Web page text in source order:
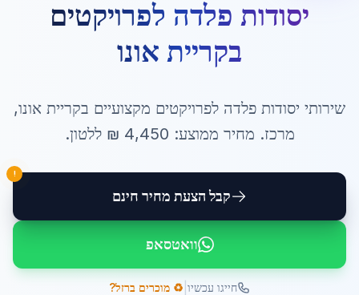
יסודות פלדה לפרויקטים
בקריית אונו
שירותי יסודות פלדה לפרויקטים מקצועיים בקריית אונו,
מרכז. מחיר ממוצע: 4,450 ₪ ללטון.
קבל הצעת מחיר חינם
!
וואטסאפ
חייגו עכשיו ♻️ מוכרים ברזל?